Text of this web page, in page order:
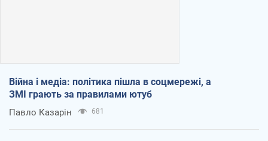
Війна і медіа: політика пішла в соцмережі, а
ЗМІ грають за правилами ютуб
Павло Казарін 681